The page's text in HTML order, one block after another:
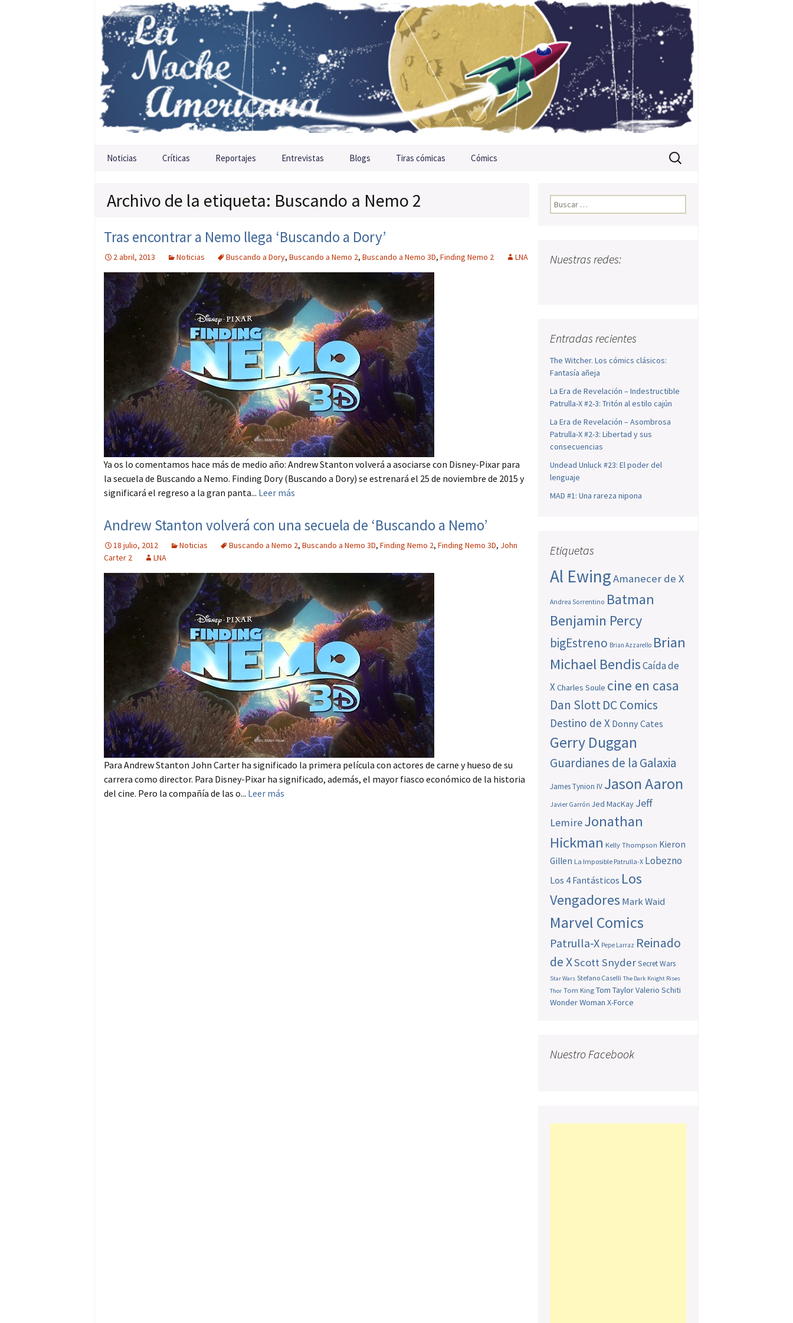
Saltar al contenido
Noticias Críticas Reportajes Entrevistas Blogs Tiras cómicas Cómics Buscar:
Archivo de la etiqueta: Buscando a Nemo 2
Tras encontrar a Nemo llega ‘Buscando a Dory’
2 abril, 2013 Noticias Buscando a Dory, Buscando a Nemo 2, Buscando a Nemo 3D, Finding Nemo 2 LNA
Ya os lo comentamos hace más de medio año: Andrew Stanton volverá a asociarse con Disney-Pixar para
la secuela de Buscando a Nemo. Finding Dory (Buscando a Dory) se estrenará el 25 de noviembre de 2015 y
significará el regreso a la gran panta... Leer más
Andrew Stanton volverá con una secuela de ‘Buscando a Nemo’
18 julio, 2012 Noticias Buscando a Nemo 2, Buscando a Nemo 3D, Finding Nemo 2, Finding Nemo 3D, John
Carter 2
LNA
Para Andrew Stanton John Carter ha significado la primera película con actores de carne y hueso de su
carrera como director. Para Disney-Pixar ha significado, además, el mayor fiasco económico de la historia
del cine. Pero la compañía de las o... Leer más
Buscar:
Nuestras redes:
Entradas recientes
The Witcher. Los cómics clásicos:
Fantasía añeja
La Era de Revelación – Indestructible
Patrulla-X #2-3: Tritón al estilo cajún
La Era de Revelación – Asombrosa
Patrulla-X #2-3: Libertad y sus
consecuencias
Undead Unluck #23: El poder del
lenguaje
MAD #1: Una rareza nipona
Etiquetas
Al EwingAmanecer de X
Andrea Sorrentino Batman
Benjamin Percy
bigEstreno Brian Azzarello Brian
Michael BendisCaída de
XCharles Soule cine en casa
Dan SlottDC Comics
Destino de X Donny Cates
Gerry Duggan
Guardianes de la Galaxia
James Tynion IV Jason Aaron
Javier Garrón Jed MacKay Jeff
LemireJonathan
Hickman Kelly Thompson Kieron
Gillen La Imposible Patrulla-X Lobezno
Los 4 Fantásticos Los
Vengadores Mark Waid
Marvel Comics
Patrulla-X Pepe Larraz Reinado
de XScott SnyderSecret Wars
Star Wars Stefano Caselli The Dark Knight Rises
Thor Tom King Tom TaylorValerio Schiti
Wonder Woman X-Force
Nuestro Facebook